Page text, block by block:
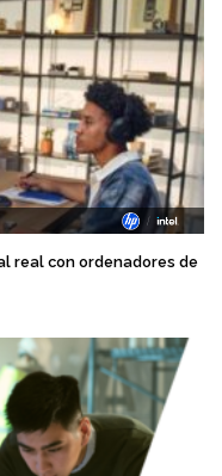
real con ordenadores de